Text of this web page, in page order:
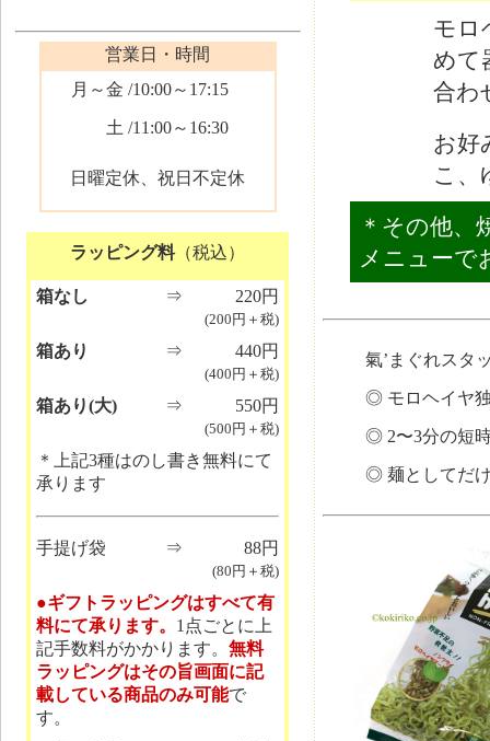
営業日・時間
月～金 /10:00～17:15
土 /11:00～16:30
日曜定休、祝日不定休
ラッピング料（税込）
箱なし ⇒ 220円
(200円＋税)
箱あり ⇒ 440円
(400円＋税)
箱あり(大) ⇒ 550円
(500円＋税)
＊上記3種はのし書き無料にて
承ります
手提げ袋 ⇒ 88円
(80円＋税)
●ギフトラッピングはすべて有
料にて承ります。 1点ごとに上
記手数料がかかります。 無料
ラッピングはその旨画面に記
載している商品のみ可能で
す。
モロ
めて
合わ
お好
こ、
＊その他、
メニューで
氣’まぐれスタ
◎ モロヘイヤ
◎ 2〜3分の短
◎ 麺としてだ